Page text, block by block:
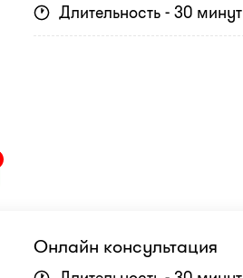
Длительность - 30 минут
Онлайн консультация